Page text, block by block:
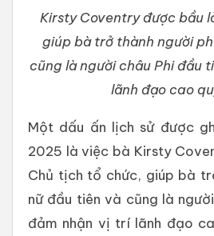
Kirsty Coventry được bầu
giúp bà trở thành người
cũng là người châu Phi đầu
lãnh đạo cao
Một dấu ấn lịch sử được
2025 là việc bà Kirsty
Chủ tịch tổ chức, giúp bà
nữ đầu tiên và cũng là
đảm nhận vị trí lãnh đạo